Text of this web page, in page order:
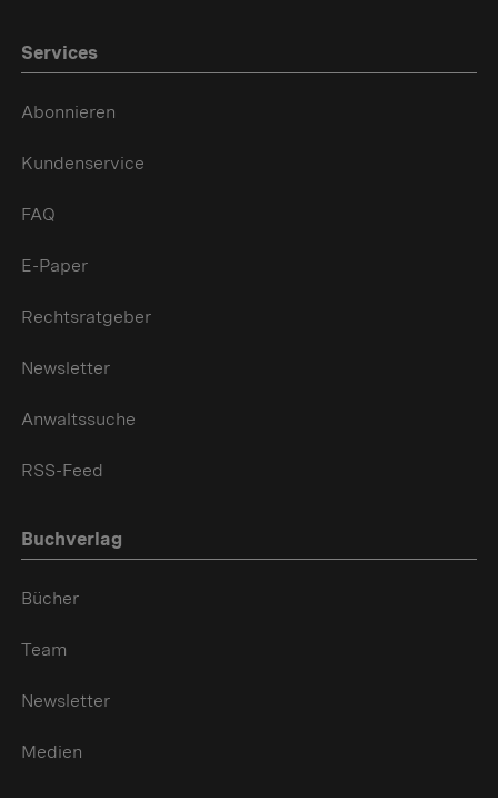
Services
Abonnieren
Kundenservice
FAQ
E-Paper
Rechtsratgeber
Newsletter
Anwaltssuche
RSS-Feed
Buchverlag
Bücher
Team
Newsletter
Medien